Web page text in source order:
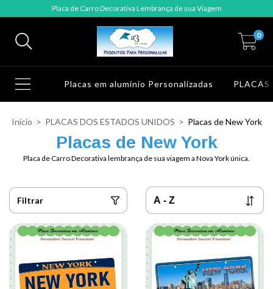
Placa de Carro Decorativa Lembrança de sua Viagem
0
Placas em alumínio Personalizadas PLACAS
Início > PLACAS DOS ESTADOS UNIDOS > Placas de New York
Placas de New York
Placa de Carro Decorativa lembrança de sua viagem a Nova York única.
Filtrar